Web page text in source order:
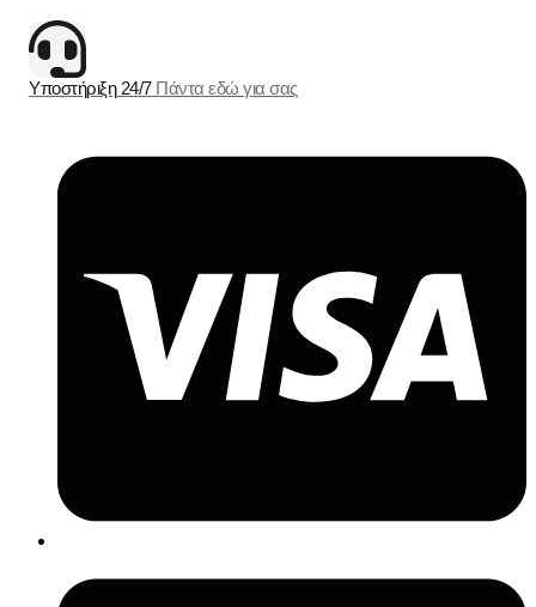
Υποστήριξη 24/7 Πάντα εδώ για σας